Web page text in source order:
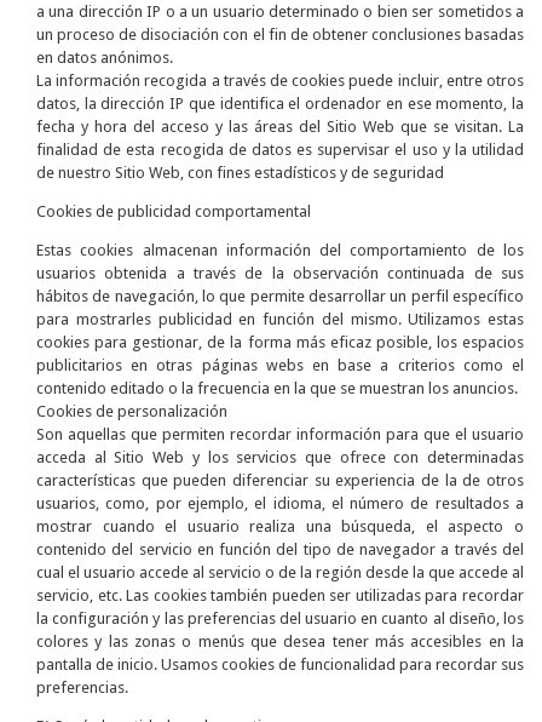
a una dirección IP o a un usuario determinado o bien ser sometidos a
un proceso de disociación con el fin de obtener conclusiones basadas
en datos anónimos.
La información recogida a través de cookies puede incluir, entre otros
datos, la dirección IP que identifica el ordenador en ese momento, la
fecha y hora del acceso y las áreas del Sitio Web que se visitan. La
finalidad de esta recogida de datos es supervisar el uso y la utilidad
de nuestro Sitio Web, con fines estadísticos y de seguridad
Cookies de publicidad comportamental
Estas cookies almacenan información del comportamiento de los
usuarios obtenida a través de la observación continuada de sus
hábitos de navegación, lo que permite desarrollar un perfil específico
para mostrarles publicidad en función del mismo. Utilizamos estas
cookies para gestionar, de la forma más eficaz posible, los espacios
publicitarios en otras páginas webs en base a criterios como el
contenido editado o la frecuencia en la que se muestran los anuncios.
Cookies de personalización
Son aquellas que permiten recordar información para que el usuario
acceda al Sitio Web y los servicios que ofrece con determinadas
características que pueden diferenciar su experiencia de la de otros
usuarios, como, por ejemplo, el idioma, el número de resultados a
mostrar cuando el usuario realiza una búsqueda, el aspecto o
contenido del servicio en función del tipo de navegador a través del
cual el usuario accede al servicio o de la región desde la que accede al
servicio, etc. Las cookies también pueden ser utilizadas para recordar
la configuración y las preferencias del usuario en cuanto al diseño, los
colores y las zonas o menús que desea tener más accesibles en la
pantalla de inicio. Usamos cookies de funcionalidad para recordar sus
preferencias.